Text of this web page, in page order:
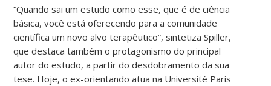
“Quando sai um estudo como esse, que é de ciência
básica, você está oferecendo para a comunidade
científica um novo alvo terapêutico”, sintetiza Spiller,
que destaca também o protagonismo do principal
autor do estudo, a partir do desdobramento da sua
tese. Hoje, o ex-orientando atua na Université Paris